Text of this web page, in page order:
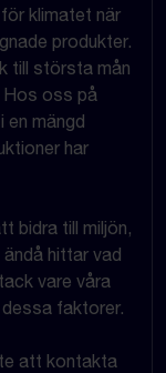
klimatet när
produkter.
till största mån
Hos oss på
en mängd
har
bidra till miljön,
hittar vad
vare våra
dessa faktorer.
att kontakta